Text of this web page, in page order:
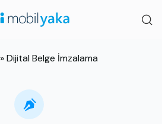
»Dijital Belge İmzalama